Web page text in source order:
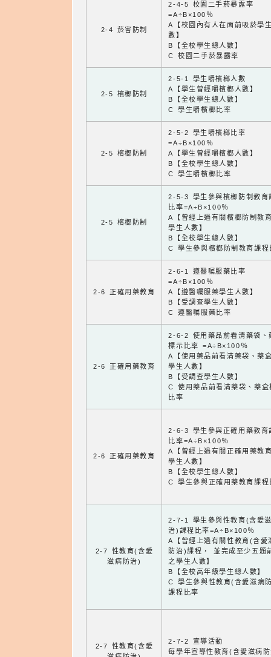
2-4 菸害防制
2-4-5 校園二手菸暴露率
=A÷B×100％
A【校園內有人在面前吸菸學
數】
B【全校學生總人數】
C 校園二手菸暴露率
2-5 檳榔防制
2-5-1 學生嚼檳榔人數
A【學生曾經嚼檳榔人數】
B【全校學生總人數】
C 學生嚼檳榔比率
2-5 檳榔防制
2-5-2 學生嚼檳榔比率
=A÷B×100％
A【學生曾經嚼檳榔人數】
B【全校學生總人數】
C 學生嚼檳榔比率
2-5 檳榔防制
2-5-3 學生參與檳榔防制教育
比率=A÷B×100％
A【曾經上過有關檳榔防制教
學生人數】
B【全校學生總人數】
C 學生參與檳榔防制教育課程
2-6 正確用藥教育
2-6-1 遵醫囑服藥比率
=A÷B×100％
A【遵醫囑服藥學生人數】
B【受調查學生人數】
C 遵醫囑服藥比率
2-6 正確用藥教育
2-6-2 使用藥品前看清藥袋、
標示比率 =A÷B×100％
A【使用藥品前看清藥袋、藥
學生人數】
B【受調查學生人數】
C 使用藥品前看清藥袋、藥盒
比率
2-6 正確用藥教育
2-6-3 學生參與正確用藥教育
比率=A÷B×100％
A【曾經上過有關正確用藥教
學生人數】
B【全校學生總人數】
C 學生參與正確用藥教育課程
2-7 性教育(含愛
滋病防治)
2-7-1 學生參與性教育(含愛
治)課程比率=A÷B×100％
A【曾經上過有關性教育(含愛
防治)課程， 並完成至少五題
之學生人數】
B【全校高年級學生總人數】
C 學生參與性教育(含愛滋病
課程比率
2-7 性教育(含愛
2-7-2 宣導活動
每學年宣導性教育(含愛滋病